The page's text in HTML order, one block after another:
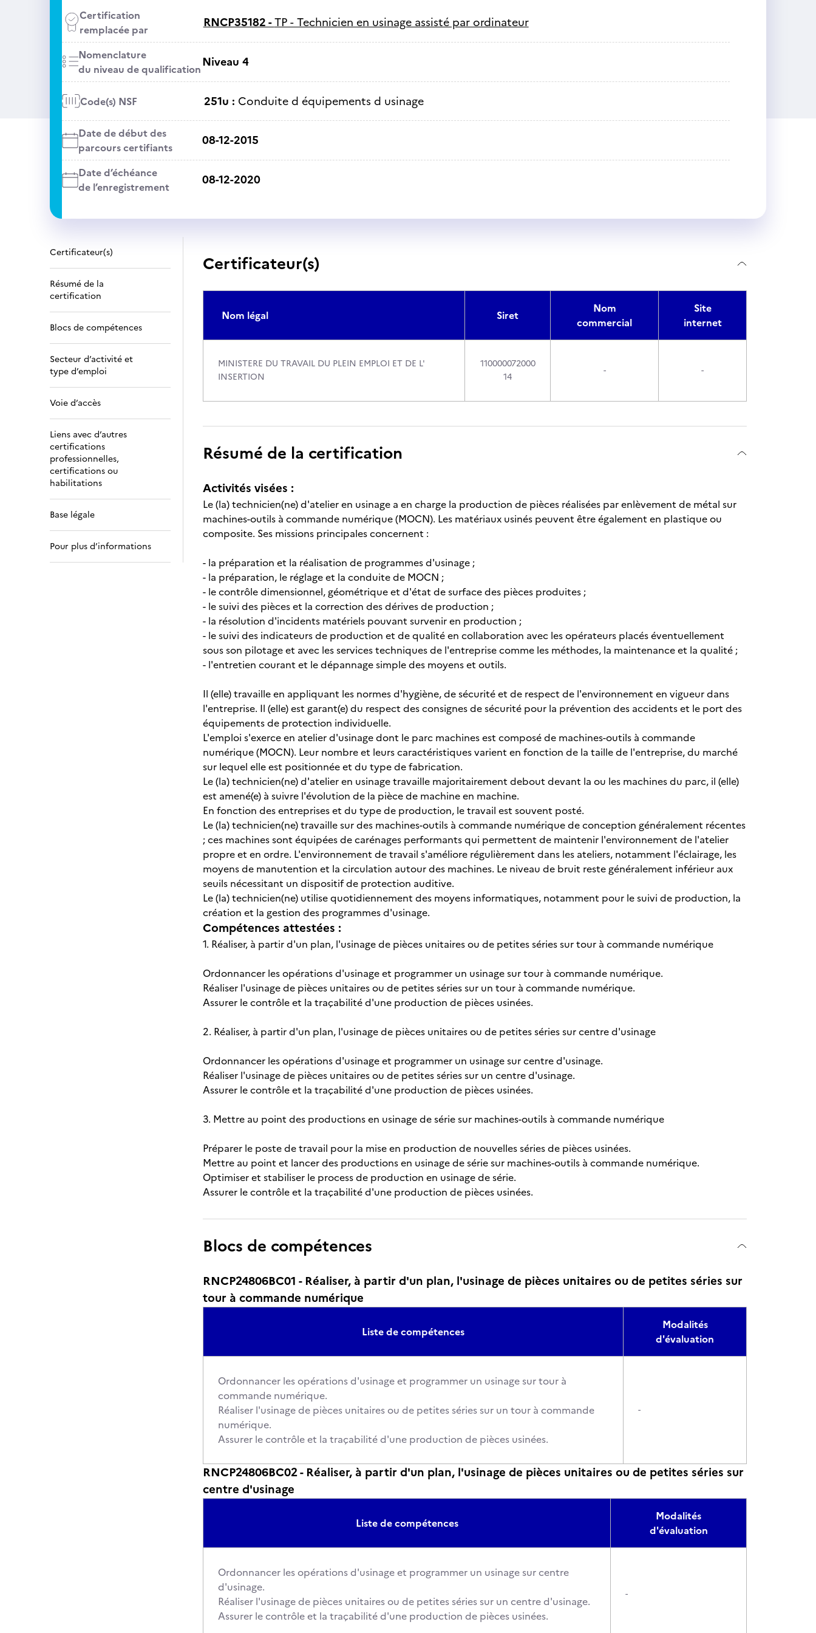
Certification
remplacée par
RNCP35182 -TP - Technicien en usinage assisté par ordinateur
Nomenclature
du niveau de qualificationNiveau 4
Code(s) NSF 251u : Conduite d équipements d usinage
Date de début des
parcours certifiants
08-12-2015
Date d’échéance
de l’enregistrement
08-12-2020
Certificateur(s)
Résumé de la
certification
Blocs de compétences
Secteur d’activité et
type d’emploi
Voie d’accès
Liens avec d’autres
certifications
professionnelles,
certifications ou
habilitations
Base légale
Pour plus d’informations
Certificateur(s)
Nom légal Siret
Nom
commercial
Site
internet
MINISTERE DU TRAVAIL DU PLEIN EMPLOI ET DE L'
INSERTION
110000072000
14
- -
Résumé de la certification
Activités visées :
Le (la) technicien(ne) d'atelier en usinage a en charge la production de pièces réalisées par enlèvement de métal sur
machines-outils à commande numérique (MOCN). Les matériaux usinés peuvent être également en plastique ou
composite. Ses missions principales concernent :
- la préparation et la réalisation de programmes d'usinage ;
- la préparation, le réglage et la conduite de MOCN ;
- le contrôle dimensionnel, géométrique et d'état de surface des pièces produites ;
- le suivi des pièces et la correction des dérives de production ;
- la résolution d'incidents matériels pouvant survenir en production ;
- le suivi des indicateurs de production et de qualité en collaboration avec les opérateurs placés éventuellement
sous son pilotage et avec les services techniques de l'entreprise comme les méthodes, la maintenance et la qualité ;
- l'entretien courant et le dépannage simple des moyens et outils.
Il (elle) travaille en appliquant les normes d'hygiène, de sécurité et de respect de l'environnement en vigueur dans
l'entreprise. Il (elle) est garant(e) du respect des consignes de sécurité pour la prévention des accidents et le port des
équipements de protection individuelle.
L'emploi s'exerce en atelier d'usinage dont le parc machines est composé de machines-outils à commande
numérique (MOCN). Leur nombre et leurs caractéristiques varient en fonction de la taille de l'entreprise, du marché
sur lequel elle est positionnée et du type de fabrication.
Le (la) technicien(ne) d'atelier en usinage travaille majoritairement debout devant la ou les machines du parc, il (elle)
est amené(e) à suivre l'évolution de la pièce de machine en machine.
En fonction des entreprises et du type de production, le travail est souvent posté.
Le (la) technicien(ne) travaille sur des machines-outils à commande numérique de conception généralement récentes
; ces machines sont équipées de carénages performants qui permettent de maintenir l'environnement de l'atelier
propre et en ordre. L'environnement de travail s'améliore régulièrement dans les ateliers, notamment l'éclairage, les
moyens de manutention et la circulation autour des machines. Le niveau de bruit reste généralement inférieur aux
seuils nécessitant un dispositif de protection auditive.
Le (la) technicien(ne) utilise quotidiennement des moyens informatiques, notamment pour le suivi de production, la
création et la gestion des programmes d'usinage.
Compétences attestées :
1. Réaliser, à partir d'un plan, l'usinage de pièces unitaires ou de petites séries sur tour à commande numérique
Ordonnancer les opérations d'usinage et programmer un usinage sur tour à commande numérique.
Réaliser l'usinage de pièces unitaires ou de petites séries sur un tour à commande numérique.
Assurer le contrôle et la traçabilité d'une production de pièces usinées.
2. Réaliser, à partir d'un plan, l'usinage de pièces unitaires ou de petites séries sur centre d'usinage
Ordonnancer les opérations d'usinage et programmer un usinage sur centre d'usinage.
Réaliser l'usinage de pièces unitaires ou de petites séries sur un centre d'usinage.
Assurer le contrôle et la traçabilité d'une production de pièces usinées.
3. Mettre au point des productions en usinage de série sur machines-outils à commande numérique
Préparer le poste de travail pour la mise en production de nouvelles séries de pièces usinées.
Mettre au point et lancer des productions en usinage de série sur machines-outils à commande numérique.
Optimiser et stabiliser le process de production en usinage de série.
Assurer le contrôle et la traçabilité d'une production de pièces usinées.
Blocs de compétences
RNCP24806BC01 - Réaliser, à partir d'un plan, l'usinage de pièces unitaires ou de petites séries sur
tour à commande numérique
Liste de compétences
Modalités
d'évaluation
Ordonnancer les opérations d'usinage et programmer un usinage sur tour à
commande numérique.
Réaliser l'usinage de pièces unitaires ou de petites séries sur un tour à commande
numérique.
Assurer le contrôle et la traçabilité d'une production de pièces usinées.
-
RNCP24806BC02 - Réaliser, à partir d'un plan, l'usinage de pièces unitaires ou de petites séries sur
centre d'usinage
Liste de compétences
Modalités
d'évaluation
Ordonnancer les opérations d'usinage et programmer un usinage sur centre
d'usinage.
Réaliser l'usinage de pièces unitaires ou de petites séries sur un centre d'usinage.
Assurer le contrôle et la traçabilité d'une production de pièces usinées.
-